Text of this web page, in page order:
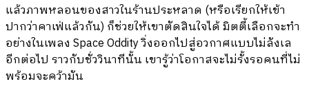
แล้วภาพหลอนของสาวในร้านประหลาด (หรือเรียกให้เข้า
ปากว่าคาเฟ่แล้วกัน) ก็ช่วยให้เขาตัดสินใจได้ มิตตี้เลือกจะทำ
อย่างในเพลง Space Oddity วิ่งออกไปสู่อวกาศแบบไม่ลังเล
อีกต่อไป ราวกับชั่ววินาทีนั้น เขารู้ว่าโอกาสจะไม่รั้งรอคนที่ไม่
พร้อมจะคว้ามัน